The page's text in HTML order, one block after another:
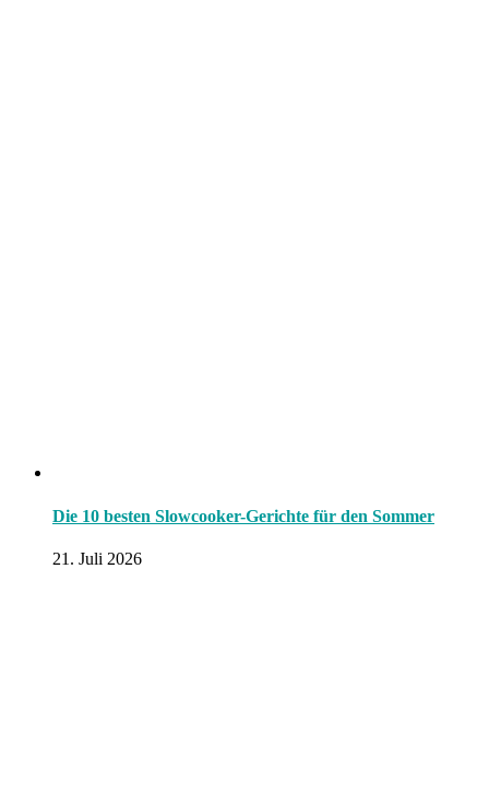
Die 10 besten Slowcooker-Gerichte für den Sommer
21. Juli 2026